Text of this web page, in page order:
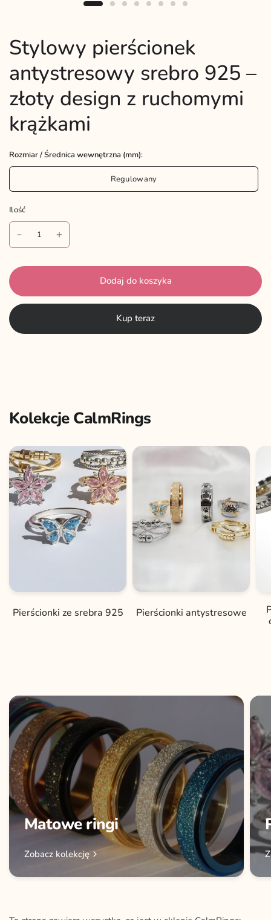
Stylowy pierścionek
antystresowy srebro 925 –
złoty design z ruchomymi
krążkami
Rozmiar / Średnica wewnętrzna (mm):
Regulowany
Ilość
Dodaj do koszyka
Kup teraz
Kolekcje CalmRings
Pierścionki ze srebra 925 Pierścionki antystresowe
Matowe ringi
Zobacz kolekcję